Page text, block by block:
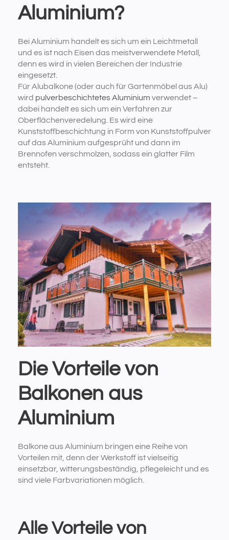
Aluminium?
Bei Aluminium handelt es sich um ein Leichtmetall
und es ist nach Eisen das meistverwendete Metall,
denn es wird in vielen Bereichen der Industrie
eingesetzt.
Für Alubalkone (oder auch für Gartenmöbel aus Alu)
wird pulverbeschichtetes Aluminium verwendet –
dabei handelt es sich um ein Verfahren zur
Oberflächenveredelung. Es wird eine
Kunststoffbeschichtung in Form von Kunststoffpulver
auf das Aluminium aufgesprüht und dann im
Brennofen verschmolzen, sodass ein glatter Film
entsteht.
Die Vorteile von
Balkonen aus
Aluminium
Balkone aus Aluminium bringen eine Reihe von
Vorteilen mit, denn der Werkstoff ist vielseitig
einsetzbar, witterungsbeständig, pflegeleicht und es
sind viele Farbvariationen möglich.
Alle Vorteile von